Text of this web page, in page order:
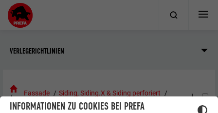
INFORMATIONEN ZU COOKIES BEI PREFA
VERLEGERICHTLINIEN
Fassade
Siding, Siding.X & Siding perforiert
Bearbeitung und Verlegung
Details und Anschlüsse